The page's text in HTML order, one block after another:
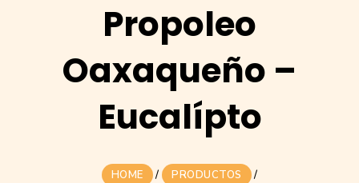
Propoleo
Oaxaqueño –
Eucalípto
HOME / PRODUCTOS
/